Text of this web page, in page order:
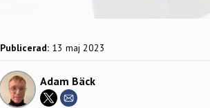
Publicerad: 13 maj 2023
Adam Bäck